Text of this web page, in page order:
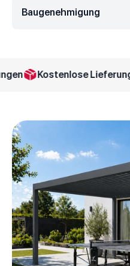
Baugenehmigung
Kostenlose Lieferung